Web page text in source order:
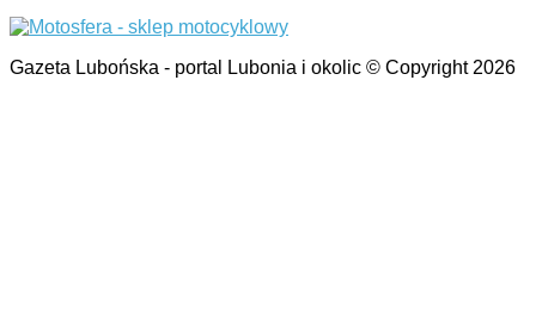
Gazeta Lubońska - portal Lubonia i okolic © Copyright 2026